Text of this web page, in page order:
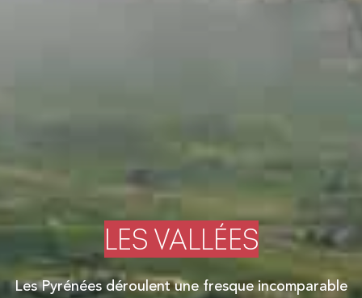
LES VALLÉES
Les Pyrénées déroulent une fresque incomparable